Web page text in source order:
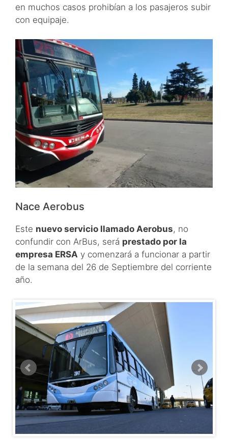
en muchos casos prohibían a los pasajeros subir
con equipaje.
Nace Aerobus
Este nuevo servicio llamado Aerobus, no
confundir con ArBus, será prestado por la
empresa ERSA y comenzará a funcionar a partir
de la semana del 26 de Septiembre del corriente
año.